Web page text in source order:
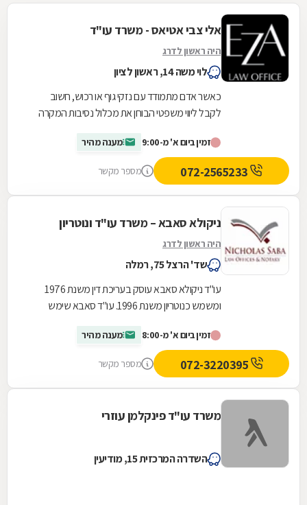
אלי צבי אטיאס - משרד עו"ד
היה ראשון לדרג
לוי משה 14, ראשון לציון
כאשר אדם מתמודד עם נזקי גוף או רכוש, חשוב
לקבל ליווי משפטי הבוחן את מכלול נסיבות המקרה
צבי...זמין ביום א' מ-9:00 מענה מהיר
מספר מקשר
ניקולא סאבא – משרד עו"ד ונוטריון
היה ראשון לדרג
שד' הרצל 75, רמלה
עו"ד ניקולא סאבא עוסק בעריכת דין משנת 1976
ומשמש כנוטריון משנת 1996. עו"ד סאבא שימש
במשך 4...
זמין ביום א' מ-8:00 מענה מהיר
מספר מקשר
משרד עו"ד פינקלמן עוזרי
השדרה המרכזית 15, מודיעין